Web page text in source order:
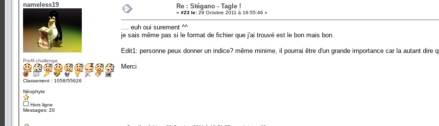
nameless19
Profil challenge
Classement : 1058/55626
Néophyte
Hors ligne
Messages: 20
Re : Stégano - Tagle !
« #23 le: 29 Octobre 2011 à 16:55:46 »
.... euh oui surement ^^
je sais même pas si le format de fichier que j'ai trouvé est le bon mais bon.
Edit1: personne peux donner un indice? même minime, il pourrai être d'un grande importance car la autant dire
Merci